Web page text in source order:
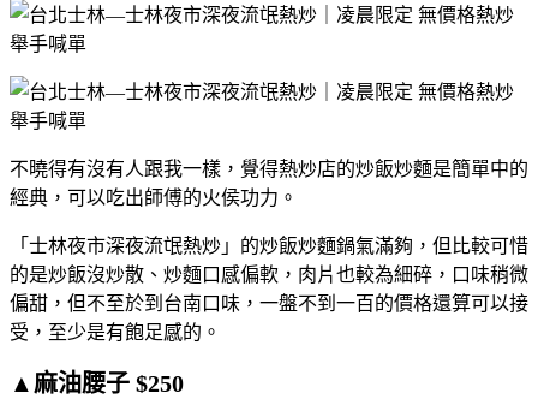
不曉得有沒有人跟我一樣，覺得熱炒店的炒飯炒麵是簡單中的
經典，可以吃出師傅的火侯功力。
「士林夜市深夜流氓熱炒」的炒飯炒麵鍋氣滿夠，但比較可惜
的是炒飯沒炒散、炒麵口感偏軟，肉片也較為細碎，口味稍微
偏甜，但不至於到台南口味，一盤不到一百的價格還算可以接
受，至少是有飽足感的。
▲麻油腰子 $250